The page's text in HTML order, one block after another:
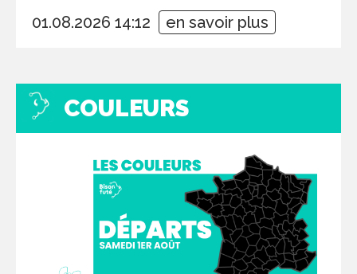
01.08.2026 14:12 en savoir plus
COULEURS